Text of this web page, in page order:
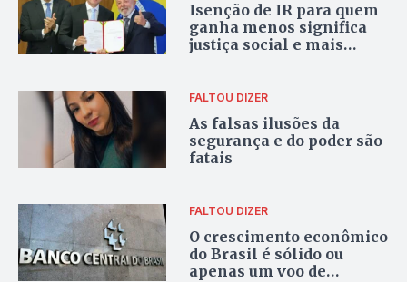
Isenção de IR para quem
ganha menos significa
justiça social e mais
FALTOU DIZER
As falsas ilusões da
segurança e do poder são
fatais
FALTOU DIZER
O crescimento econômico
do Brasil é sólido ou
apenas um voo de